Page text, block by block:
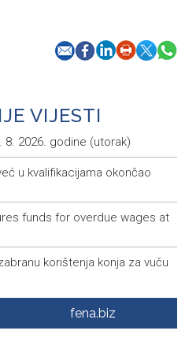
VIJESTI
8. 2026. godine (utorak)
u kvalifikacijama okončao
funds for overdue wages at
korištenja konja za vuču
BiH
spisak igrača, pripreme
fena.biz